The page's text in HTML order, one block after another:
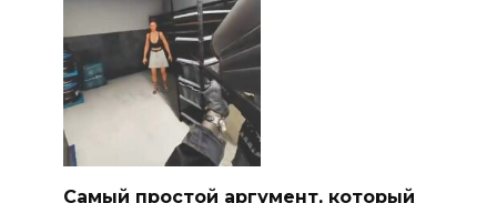
Самый простой аргумент, который